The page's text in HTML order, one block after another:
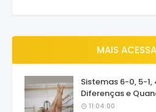
MAIS
Sistemas 6-0, 5-
Diferenças e
11:04:00